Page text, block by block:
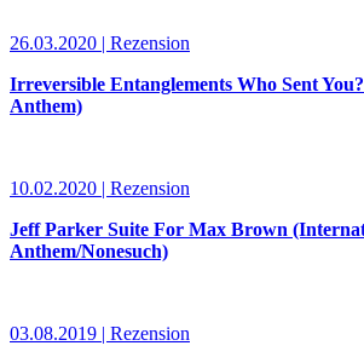
26.03.2020 | Rezension
Irreversible Entanglements Who Sent
Anthem)
10.02.2020 | Rezension
Jeff Parker Suite For Max Brown
Anthem/Nonesuch)
03.08.2019 | Rezension